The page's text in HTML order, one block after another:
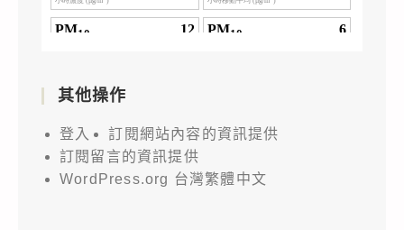
其他操作
登入
訂閱網站內容的資訊提供
訂閱留言的資訊提供
WordPress.org 台灣繁體中文